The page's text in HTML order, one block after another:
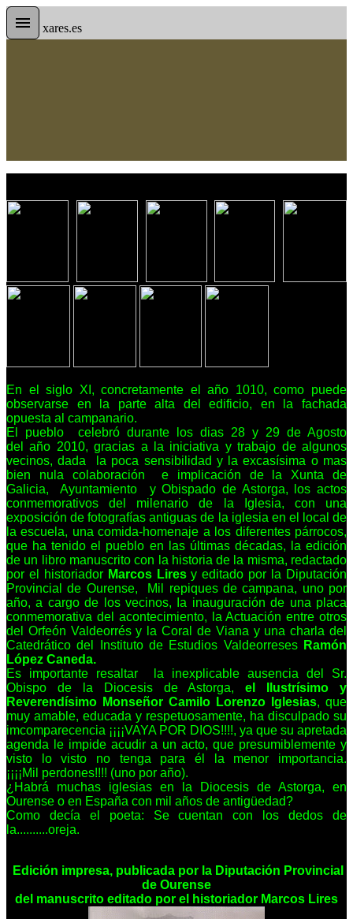
xares.es
En el siglo XI, concretamente el año 1010, como puede
observarse en la parte alta del edificio, en la fachada
opuesta al campanario.
El pueblo celebró durante los dias 28 y 29 de Agosto
del año 2010, gracias a la iniciativa y trabajo de algunos
vecinos, dada
la poca sensibilidad y la excasísima o mas
bien nula colaboración e implicación de la Xunta de
Galicia,Ayuntamiento y Obispado de Astorga, los actos
conmemorativos del milenario de la Iglesia, con una
exposición de fotografías antiguas de la iglesia en el local de
la escuela, una comida-homenaje a los diferentes párrocos,
que ha tenido el pueblo en las últimas décadas, la edición
de un libro manuscrito con la historia de la misma, redactado
por el historiador Marcos Liresy editado por la Diputación
Provincial de Ourense,
Mil repiques de campana, uno por
año, a cargo de los vecinos, Ia inauguración de una placa
conmemorativa del acontecimiento, la Actuación entre otros
del Orfeón Valdeorrés y la Coral de Viana y una charla del
Catedrático del Instituto de Estudios Valdeorreses Ramón
López Caneda.
Es importante resaltar
la inexplicable ausencia del Sr.
Obispo de la Diocesis de Astorga,el Ilustrísimo y
Reverendísimo Monseñor Camilo Lorenzo Iglesias, que
muy amable, educada y respetuosamente, ha disculpado su
imcomparecencia ¡¡¡¡VAYA POR DIOS!!!!, ya que su apretada
agenda le impide acudir a un acto, que presumiblemente y
visto lo visto no tenga para él la menor importancia.
¡¡¡¡Mil perdones!!!! (uno por año).
¿Habrá muchas iglesias en la Diocesis de Astorga, en
Ourense o en España con mil años de antigüedad?
Como decía el poeta: Se cuentancon los dedos de
la..........oreja.
Edición impresa, publicada por la Diputación Provincial
de Ourense
del manuscrito editado por el historiador Marcos Lires